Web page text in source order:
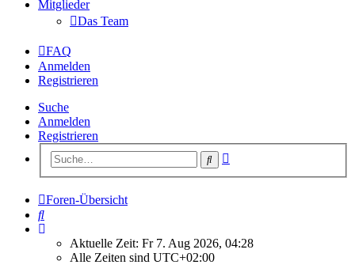
Mitglieder
Das Team
FAQ
Anmelden
Registrieren
Suche
Anmelden
Registrieren
Suche
Foren-Übersicht
Suche
Aktuelle Zeit: Fr 7. Aug 2026, 04:28
Alle Zeiten sind UTC+02:00